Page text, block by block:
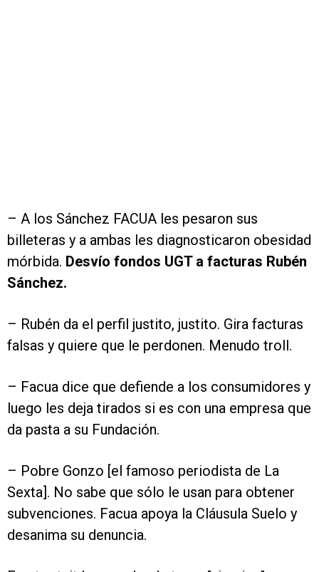
– A los Sánchez FACUA les pesaron sus
billeteras y a ambas les diagnosticaron obesidad
mórbida. Desvío fondos UGT a facturas Rubén
Sánchez.
– Rubén da el perfil justito, justito. Gira facturas
falsas y quiere que le perdonen. Menudo troll.
– Facua dice que defiende a los consumidores y
luego les deja tirados si es con una empresa que
da pasta a su Fundación.
– Pobre Gonzo [el famoso periodista de La
Sexta]. No sabe que sólo le usan para obtener
subvenciones. Facua apoya la Cláusula Suelo y
desanima su denuncia.